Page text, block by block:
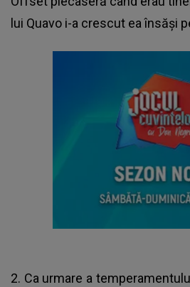
lui Quavo i-a crescut ea însăși
2. Ca urmare a